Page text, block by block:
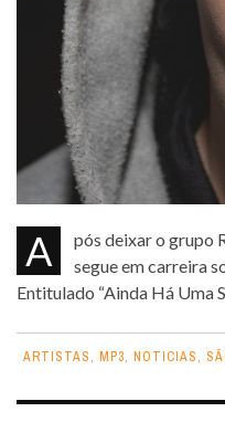
Após deixar o grupo Realidade Cruel, a rapper Karol
segue em carreira
Entitulado “Ainda Há Uma
ARTISTAS, MP3, NOTICIAS,